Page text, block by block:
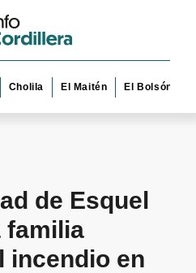
El Maitén El Bolsón Esquel
de Esquel
familia
incendio en